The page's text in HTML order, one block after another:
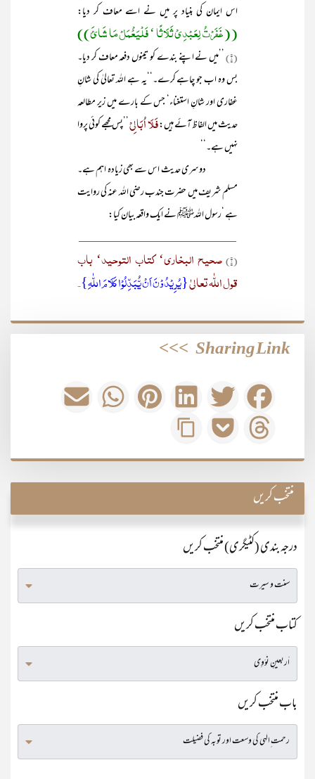
اس ایمان کی بنیاد پر میں نے اسے معاف کر دیا:
((غَفَرْتُ لِعَبْدِیْ ثَلَاثًا ‘ فَلْیَعْْمَلْ مَا شَائَ))
(۱)
’’میں نے اپنے بندے کو تینوں دفعہ معاف کر دیا۔
بس وہ اب جو چاہے کرے۔‘‘یہ ہے اللہ تعالیٰ کی شانِ
غفاری اور شانِ استغناء‘ جس کے بارے میں زیر مطالعہ
حدیث میں الفاظ آئے ہیں:فَلَا اُبَالِیْ ’’پس مجھے کوئی پروا
نہیں ہے۔‘‘
دوسری حدیث اس سے بھی زیادہ اہم ہے۔
مسلم شریف میں حضرت جندب رضی اللہ عنہ کی روایت
ہے ‘رسول اللہﷺ نے ایک واقعہ بیان کیا:
____________________________
(۱)
صحیح البخاری‘ کتاب التوحید‘ باب
قول اللّٰہ تعالیٰ{یُرِیْدُوْنَ اَنْ یُّبَدِّلُوْا کَلَامَ اللّٰہِ}۔
Sharing Link
>>>
منتخب کریں
درجہ بندی (کٹیگری) منتخب کریں
کتاب منتخب کریں
باب منتخب کریں